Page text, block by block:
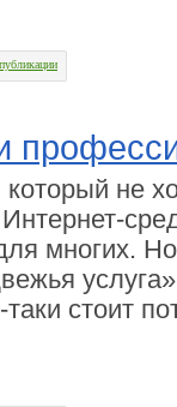
который не
многих.
стоит